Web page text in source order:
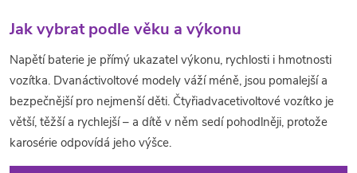
Jak vybrat podle věku a výkonu
Napětí baterie je přímý ukazatel výkonu, rychlosti i hmotnosti
vozítka. Dvanáctivoltové modely váží méně, jsou pomalejší a
bezpečnější pro nejmenší děti. Čtyřiadvacetivoltové vozítko je
větší, těžší a rychlejší – a dítě v něm sedí pohodlněji, protože
karosérie odpovídá jeho výšce.